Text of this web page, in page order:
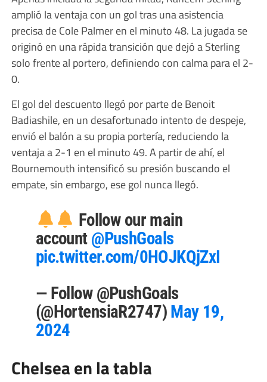
amplió la ventaja con un gol tras una asistencia
precisa de Cole Palmer en el minuto 48. La jugada se
originó en una rápida transición que dejó a Sterling
solo frente al portero, definiendo con calma para el 2-
0.
El gol del descuento llegó por parte de Benoit
Badiashile, en un desafortunado intento de despeje,
envió el balón a su propia portería, reduciendo la
ventaja a 2-1 en el minuto 49. A partir de ahí, el
Bournemouth intensificó su presión buscando el
empate, sin embargo, ese gol nunca llegó.
Follow our main
account @PushGoals
pic.twitter.com/0HOJKQjZxI
— Follow @PushGoals
(@HortensiaR2747) May 19,
2024
Chelsea en la tabla